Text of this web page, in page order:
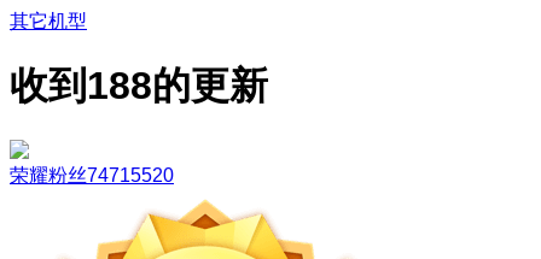
其它机型
收到188的更新
荣耀粉丝74715520